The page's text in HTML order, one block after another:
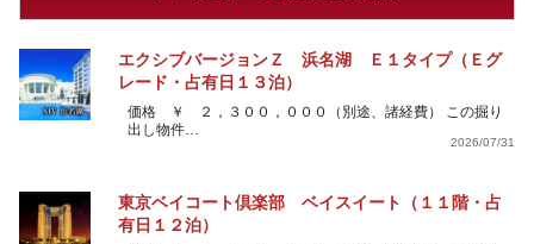
エクシブバージョンＺ 浜名湖 Ｅ１タイプ（Ｅグ
レード・占有日１３泊）
価格 ￥ ２，３００，０００（別途、諸経費） この掘り
出し物件…
2026/07/31
東京ベイコート倶楽部 ベイスイート（１１階・占
有日１２泊）